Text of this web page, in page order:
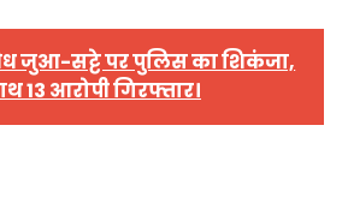
जुआ-सट्टे पर पुलिस का शिकंजा,
13 आरोपी गिरफ्तार।